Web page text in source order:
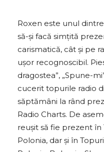
Roxen este unul
să-și facă simțită
carismatică, cât și pe
ușor recognoscibil.
dragostea”, „Spune-
cucerit topurile radio
săptămâni la rând
Radio Charts. De
reușit să fie prezent în
Polonia, dar și în